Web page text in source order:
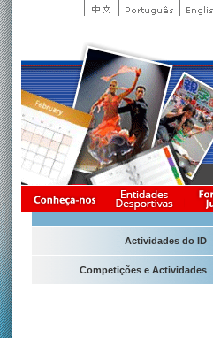
Actividades do ID
Competições e Actividades